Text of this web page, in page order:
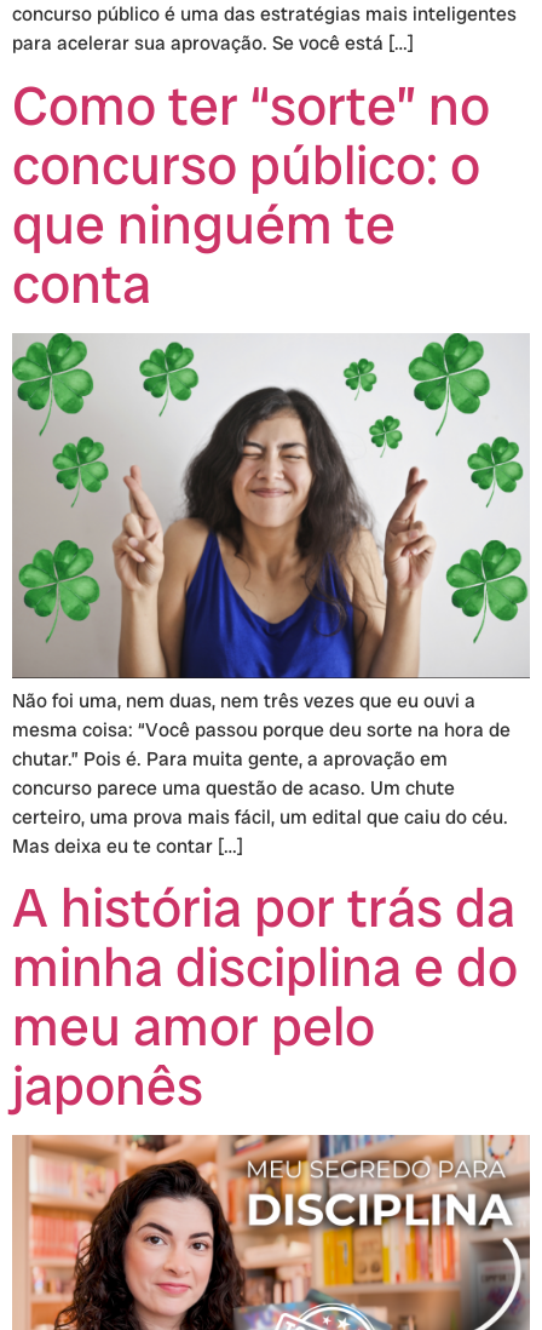
concurso público é uma das estratégias mais inteligentes
para acelerar sua aprovação. Se você está […]
Como ter “sorte” no
concurso público: o
que ninguém te
conta
Não foi uma, nem duas, nem três vezes que eu ouvi a
mesma coisa: “Você passou porque deu sorte na hora de
chutar.” Pois é. Para muita gente, a aprovação em
concurso parece uma questão de acaso. Um chute
certeiro, uma prova mais fácil, um edital que caiu do céu.
Mas deixa eu te contar […]
A história por trás da
minha disciplina e do
meu amor pelo
japonês